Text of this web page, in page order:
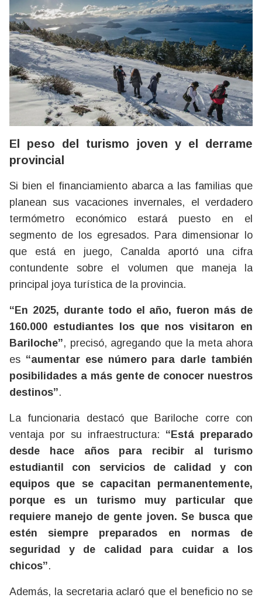
El peso del turismo joven y el derrame
provincial
Si bien el financiamiento abarca a las familias que
planean sus vacaciones invernales, el verdadero
termómetro económico estará puesto en el
segmento de los egresados. Para dimensionar lo
que está en juego, Canalda aportó una cifra
contundente sobre el volumen que maneja la
principal joya turística de la provincia.
“En 2025, durante todo el año, fueron más de
160.000 estudiantes los que nos visitaron en
Bariloche”, precisó, agregando que la meta ahora
es “aumentar ese número para darle también
posibilidades a más gente de conocer nuestros
destinos”.
La funcionaria destacó que Bariloche corre con
ventaja por su infraestructura: “Está preparado
desde hace años para recibir al turismo
estudiantil con servicios de calidad y con
equipos que se capacitan permanentemente,
porque es un turismo muy particular que
requiere manejo de gente joven. Se busca que
estén siempre preparados en normas de
seguridad y de calidad para cuidar a los
chicos”.
Además, la secretaria aclaró que el beneficio no se